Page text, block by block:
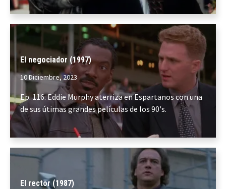
El negociador (1997)
10 Diciembre, 2023
Ep. 116. Eddie Murphy aterriza en Espartanos con una
de sus útimas grandes películas de los 90's.
El rector (1987)